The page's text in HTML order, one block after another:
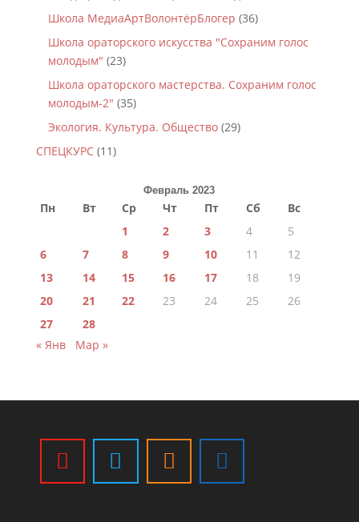
Школа МедиаАртВолонтёрБлогер (36)
Школа ораторского искусства "Сохраним голос
молодым" (23)
Школа ораторского мастерства. Сохраним голос
молодым-2" (35)
Экология. Культура. Общество(29)
СПЕЦКУРС(11)
Февраль 2023
Пн Вт Ср Чт Пт Сб
Вс
1
2 3 4
5
6
7 8 9 10 11
12
13
14 15 16 17 18
19
20
21 22 23 24 25
26
27
28
« Янв
Мар »